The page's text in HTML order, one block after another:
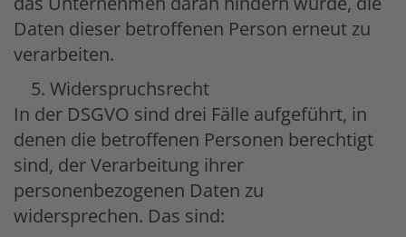
Daten dieser betroffenen Person erneut zu
verarbeiten.
Widerspruchsrecht
In der DSGVO sind drei Fälle aufgeführt, in
denen die betroffenen Personen berechtigt
sind, der Verarbeitung ihrer
personenbezogenen Daten zu
widersprechen. Das sind: